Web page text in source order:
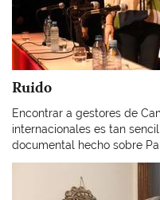
Ruido
Encontrar a gestores de
internacionales es tan
documental hecho sobre